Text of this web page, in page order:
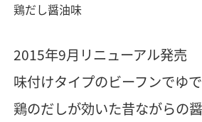
鶏だし醤油味
2015年9月リニューアル発売
味付けタイプのビーフンでゆで
鶏のだしが効いた昔ながらの醤